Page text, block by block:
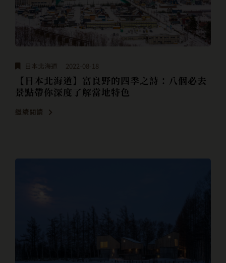
日本北海道 2022-08-18
【日本北海道】富良野的四季之詩：八個必去
景點帶你深度了解當地特色
繼續閱讀